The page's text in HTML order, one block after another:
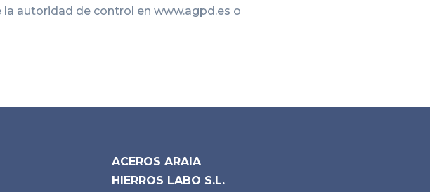
autoridad de control en www.agpd.es o
ACEROS ARAIA
HIERROS LABO S.L.